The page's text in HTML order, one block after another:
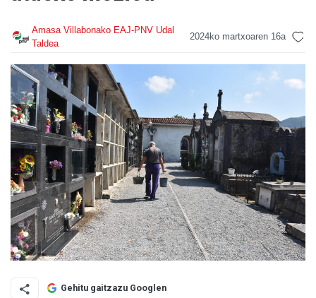
Amasa Villabonako EAJ-PNV Udal
Taldea
2024ko martxoaren 16a
Gehitu gaitzazu Googlen